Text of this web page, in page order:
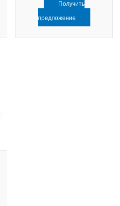
Получить
предложение